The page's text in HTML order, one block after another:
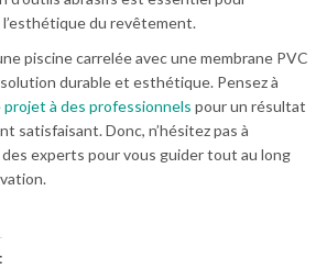
du revêtement.
piscine carrelée avec une membrane PVC
durable et esthétique. Pensez à
projet à des professionnels pour un résultat
satisfaisant. Donc, n’hésitez pas à
experts pour vous guider tout au long